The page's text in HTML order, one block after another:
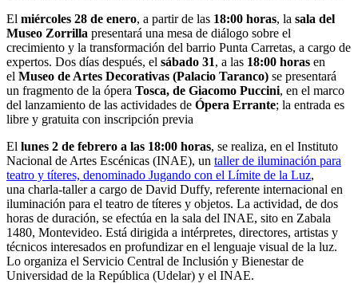
El miércoles 28 de enero, a partir de las 18:00 horas, la sala del
Museo Zorrilla presentará una mesa de diálogo sobre el
crecimiento y la transformación del barrio Punta Carretas, a cargo de
expertos. Dos días después, el sábado 31, a las 18:00 horas en
el Museo de Artes Decorativas (Palacio Taranco) se presentará
un fragmento de la ópera Tosca, de Giacomo Puccini, en el marco
del lanzamiento de las actividades de Ópera Errante; la entrada es
libre y gratuita con inscripción previa
El lunes 2 de febrero a las 18:00 horas, se realiza, en el Instituto
Nacional de Artes Escénicas (INAE), un taller de iluminación para
teatro y títeres, denominado Jugando con el Límite de la Luz,
una charla-taller a cargo de David Duffy, referente internacional en
iluminación para el teatro de títeres y objetos. La actividad, de dos
horas de duración, se efectúa en la sala del INAE, sito en Zabala
1480, Montevideo. Está dirigida a intérpretes, directores, artistas y
técnicos interesados en profundizar en el lenguaje visual de la luz.
Lo organiza el Servicio Central de Inclusión y Bienestar de
Universidad de la República (Udelar) y el INAE.